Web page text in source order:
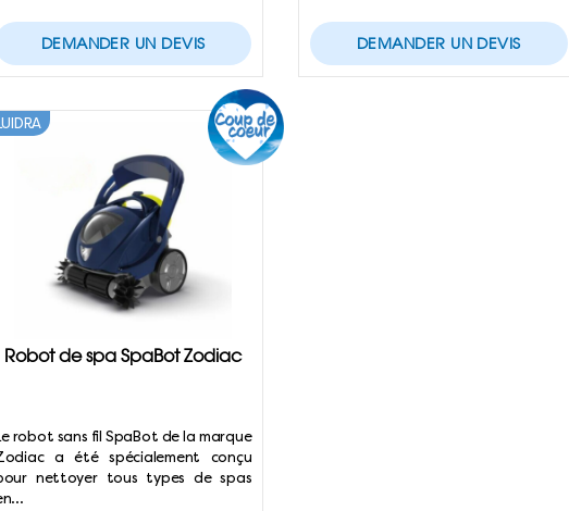
DEMANDER UN DEVIS DEMANDER UN DEVIS
Robot de spa SpaBot Zodiac
robot sans fil SpaBot de la marque
a été spécialement conçu
nettoyer tous types de spas